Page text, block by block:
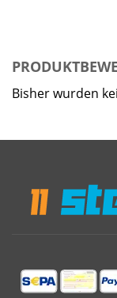
Bisher wurden